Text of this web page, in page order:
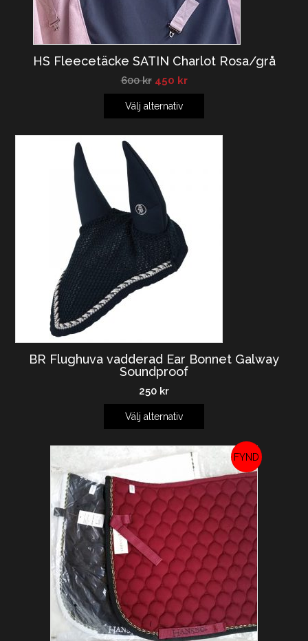
HS Fleecetäcke SATIN Charlot Rosa/grå
600kr 450 kr
Välj alternativ
BR Flughuva vadderad Ear Bonnet Galway
Soundproof
250 kr
Välj alternativ
REA!